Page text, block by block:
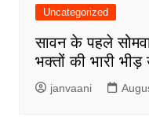
Uncategorized
सावन के पहले
भक्तों की भारी भीड़
janvaani